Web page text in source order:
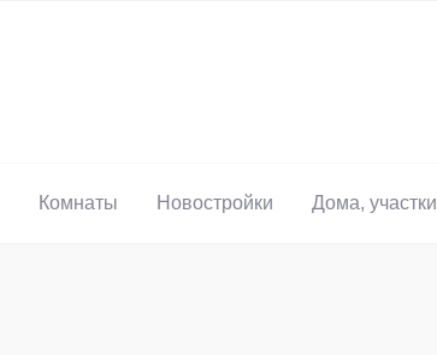
Комнаты Новостройки Дома, участки